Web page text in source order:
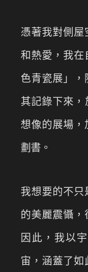
憑著我對側
和熱愛，我在
色青瓷展」
其記錄下來
想像的展場，
劃書。
我想要的不只
的美麗震懾，
因此，我以
宙，涵蓋了如